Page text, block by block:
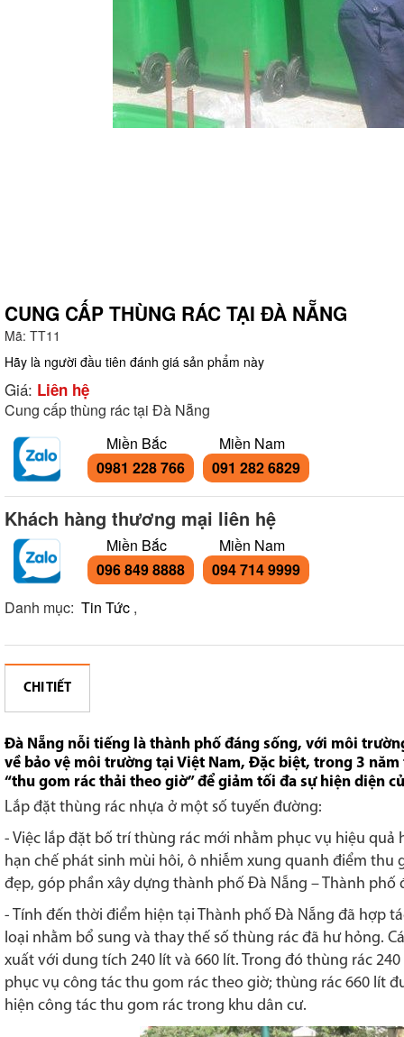
CUNG CẤP THÙNG RÁC TẠI ĐÀ NẴNG
Mã: TT11
Hãy là người đầu tiên đánh giá sản phẩm này
Giá: Liên hệ
Cung cấp thùng rác tại Đà Nẵng
Miền Bắc
0981 228 766
Miền Nam
091 282 6829
Khách hàng thương mại liên hệ
Miền Bắc
096 849 8888
Miền Nam
094 714 9999
Danh mục: Tin Tức ,
CHI TIẾT
Đà Nẵng nỗi tiếng là thành phố đáng sống, với môi
về bảo vệ môi trường tại Việt Nam, Đặc biệt, trong 3
“thu gom rác thải theo giờ” để giảm tối đa sự hiện diện
Lắp đặt thùng rác nhựa ở một số tuyến đường:
- Việc lắp đặt bố trí thùng rác mới nhằm phục vụ hiệu
hạn chế phát sinh mùi hôi, ô nhiễm xung quanh điểm thu
đẹp, góp phần xây dựng thành phố Đà Nẵng – Thành phố
- Tính đến thời điểm hiện tại Thành phố Đà Nẵng đã hợp
loại nhằm bổ sung và thay thế số thùng rác đã hư hỏng.
xuất với dung tích 240 lít và 660 lít. Trong đó thùng rác
phục vụ công tác thu gom rác theo giờ; thùng rác 660 lít
hiện công tác thu gom rác trong khu dân cư.